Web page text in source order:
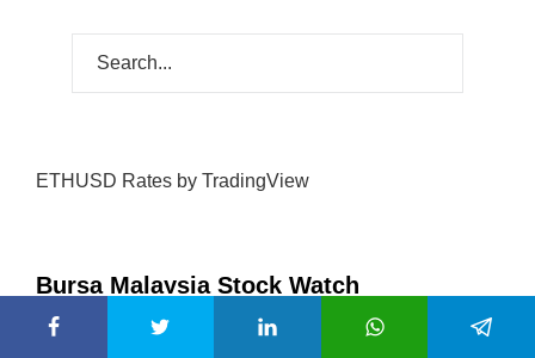
ETHUSD Rates by TradingView
Bursa Malaysia Stock Watch